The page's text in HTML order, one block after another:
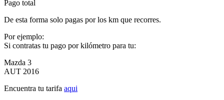
Pago total
De esta forma solo pagas por los km que recorres.
Por ejemplo:
Si contratas tu pago por kilómetro para tu:
Mazda 3
AUT 2016
Encuentra tu tarifa aqui